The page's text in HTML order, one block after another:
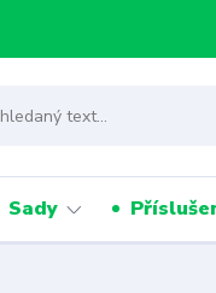
Sady